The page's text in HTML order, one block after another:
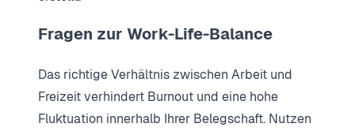
Fragen zur Work-Life-Balance
Das richtige Verhältnis zwischen Arbeit und
Freizeit verhindert Burnout und eine hohe
Fluktuation innerhalb Ihrer Belegschaft. Nutzen